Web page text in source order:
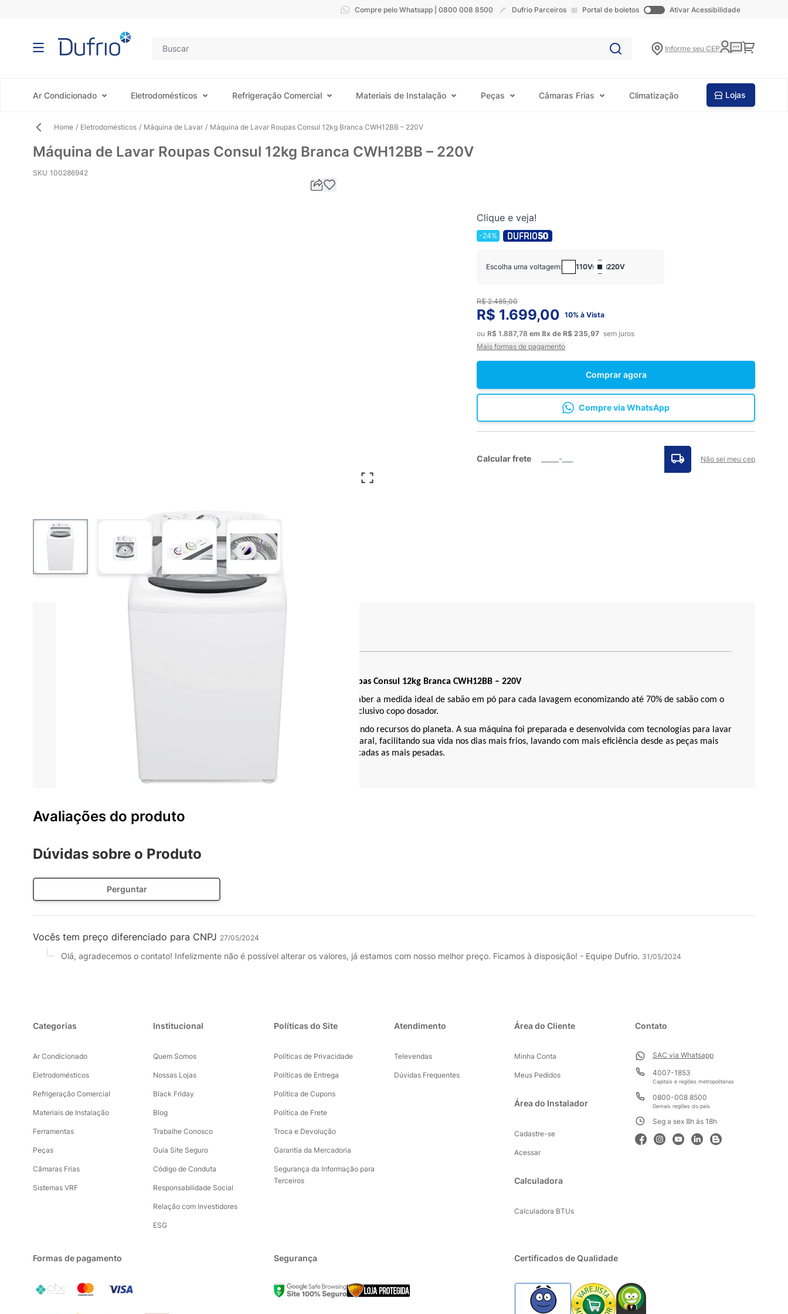
Compre pelo Whatsapp | 0800 008 8500 Dufrio Parceiros Portal de boletos Ativar Acessibilidade
Informe seu CEP Carrinho
Ar Condicionado Eletrodomésticos Refrigeração Comercial Materiais de Instalação Peças Câmaras Frias Climatização Lojas
Home / Eletrodomésticos / Máquina de Lavar / Máquina de Lavar Roupas Consul 12kg Branca CWH12BB – 220V
Máquina de Lavar Roupas Consul 12kg Branca CWH12BB – 220V
SKU 100286942
View larger image View larger image
Clique e veja!
-24%
Comprar agora
Escolha uma voltagem: 110V 220V
R$ 1.699,00 10% à Vista
ou R$ 1.887,78 em 8x de R$ 235,97 sem juros
Mais formas de pagamento
Compre via WhatsApp
R$ 2.485,00
Calcular frete Não sei meu cep
Informações do produto
Máquina de Lavar Roupas Consul 12kg Branca CWH12BB – 220V
Esta lavadora Consul conta com a função dosagem econômica que permite saber a medida ideal de sabão em pó para cada lavagem economizando até 70% de sabão com o
exclusivo copo dosador.
Reaproveita a água usada na lavadora para outros usos na sua casa, economizando recursos do planeta. A sua máquina foi preparada e desenvolvida com tecnologias para lavar
seus tênis sem danos, preparar suas roupas para ficarem menos tempo no varal, facilitando sua vida nos dias mais frios, lavando com mais eficiência desde as peças mais
delicadas as mais pesadas.
Avaliações do produto
Dúvidas sobre o Produto
Perguntar
Vocês tem preço diferenciado para CNPJ 27/05/2024
Olá, agradecemos o contato! Infelizmente não é possível alterar os valores, já estamos com nosso melhor preço. Ficamos à disposição! - Equipe Dufrio. 31/05/2024
Categorias
Ar Condicionado
Eletrodomésticos
Refrigeração Comercial
Materiais de Instalação
Ferramentas
Peças
Câmaras Frias
Sistemas VRF
Institucional
Quem Somos
Nossas Lojas
Black Friday
Blog
Trabalhe Conosco
Guia Site Seguro
Código de Conduta
Responsabilidade Social
Relação com Investidores
ESG
Políticas do Site
Políticas de Privacidade
Políticas de Entrega
Política de Cupons
Política de Frete
Troca e Devolução
Garantia da Mercadoria
Segurança da Informação para
Terceiros
Atendimento
Televendas
Dúvidas Frequentes
Área do Cliente
Minha Conta
Meus Pedidos
Área do Instalador
Cadastre-se
Acessar
Calculadora
Calculadora BTUs
Contato
SAC via Whatsapp
4007-1853
Capitais e regiões metropolitanas
0800-008 8500
Demais regiões do país
Seg a sex 8h às 18h
Formas de pagamento Segurança Certificados de Qualidade